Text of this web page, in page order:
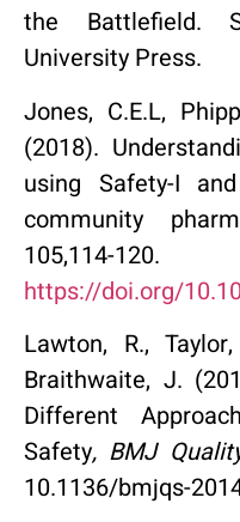
the Battlefield.
University Press.
Jones, C.E.L,
(2018).
using Safety-I
community
105,114-120.
https://doi.org/
Lawton, R.,
Braithwaite, J.
Different
Safety , BMJ
10.1136/bmjqs-